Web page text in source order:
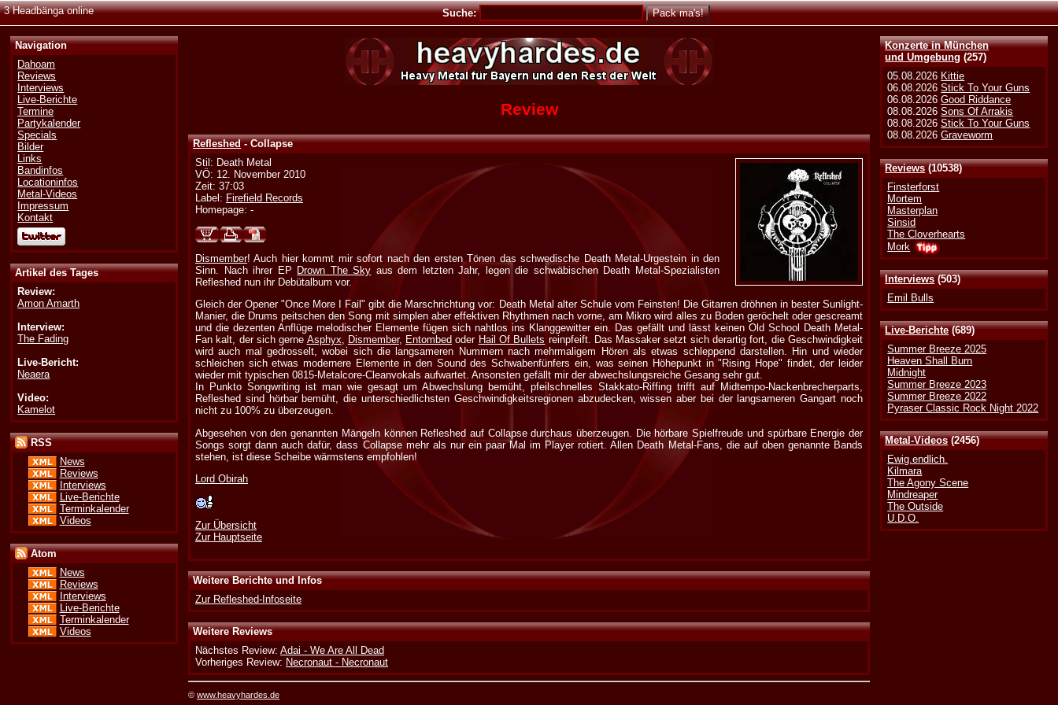
3 Headbänga online Suche:
Konzerte in München
und Umgebung (257)
05.08.2026 Kittie
06.08.2026Stick To Your Guns
06.08.2026Good Riddance
08.08.2026Sons Of Arrakis
08.08.2026Stick To Your Guns
08.08.2026Graveworm
Reviews(10538)
Finsterforst
Mortem
Masterplan
Sinsid
The Cloverhearts
Mork
Interviews(503)
Emil Bulls
Live-Berichte(689)
Summer Breeze 2025
Heaven Shall Burn
Midnight
Summer Breeze 2023
Summer Breeze 2022
Pyraser Classic Rock Night 2022
Metal-Videos(2456)
Ewig.endlich.
Kilmara
The Agony Scene
Mindreaper
The Outside
U.D.O.
Navigation
Dahoam
Reviews
Interviews
Live-Berichte
Termine
Partykalender
Specials
Bilder
Links
Bandinfos
Locationinfos
Metal-Videos
Impressum
Kontakt
Artikel des Tages
Review:
Amon Amarth
Interview:
The Fading
Live-Bericht:
Neaera
Video:
Kamelot
RSS
News
Reviews
Interviews
Live-Berichte
Terminkalender
Videos
Atom
News
Reviews
Interviews
Live-Berichte
Terminkalender
Videos
Review
Refleshed- Collapse
Stil: Death Metal
VÖ: 12. November 2010
Zeit: 37:03
Label: Firefield Records
Homepage: -
Dismember! Auch hier kommt mir sofort nach den ersten Tönen das schwedische Death Metal-Urgestein in den
Sinn. Nach ihrer EP Drown The Sky aus dem letzten Jahr, legen die schwäbischen Death Metal-Spezialisten
Refleshed nun ihr Debütalbum vor.
Gleich der Opener "Once More I Fail" gibt die Marschrichtung vor: Death Metal alter Schule vom Feinsten! Die Gitarren dröhnen in bester Sunlight-
Manier, die Drums peitschen den Song mit simplen aber effektiven Rhythmen nach vorne, am Mikro wird alles zu Boden geröchelt oder gescreamt
und die dezenten Anflüge melodischer Elemente fügen sich nahtlos ins Klanggewitter ein. Das gefällt und lässt keinen Old School Death Metal-
Fan kalt, der sich gerne Asphyx, Dismember, Entombed oder Hail Of Bullets reinpfeift. Das Massaker setzt sich derartig fort, die Geschwindigkeit
wird auch mal gedrosselt, wobei sich die langsameren Nummern nach mehrmaligem Hören als etwas schleppend darstellen. Hin und wieder
schleichen sich etwas modernere Elemente in den Sound des Schwabenfünfers ein, was seinen Höhepunkt in "Rising Hope" findet, der leider
wieder mit typischen 0815-Metalcore-Cleanvokals aufwartet. Ansonsten gefällt mir der abwechslungsreiche Gesang sehr gut.
In Punkto Songwriting ist man wie gesagt um Abwechslung bemüht, pfeilschnelles Stakkato-Riffing trifft auf Midtempo-Nackenbrecherparts,
Refleshed sind hörbar bemüht, die unterschiedlichsten Geschwindigkeitsregionen abzudecken, wissen aber bei der langsameren Gangart noch
nicht zu 100% zu überzeugen.
Abgesehen von den genannten Mängeln können Refleshed auf Collapse durchaus überzeugen. Die hörbare Spielfreude und spürbare Energie der
Songs sorgt dann auch dafür, dass Collapse mehr als nur ein paar Mal im Player rotiert. Allen Death Metal-Fans, die auf oben genannte Bands
stehen, ist diese Scheibe wärmstens empfohlen!
Lord Obirah
Zur Übersicht
Zur Hauptseite
Weitere Berichte und Infos
Zur Refleshed-Infoseite
Weitere Reviews
Nächstes Review:Adai - We Are All Dead
Vorheriges Review: Necronaut - Necronaut
©www.heavyhardes.de